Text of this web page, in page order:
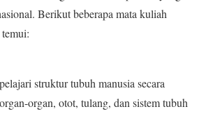
Berikut beberapa mata kuliah
struktur tubuh manusia secara
organ, otot, tulang, dan sistem tubuh